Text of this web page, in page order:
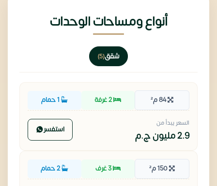
أنواع ومساحات الوحدات
شقق(5)
84 م² 2 غرفة
السعر يبدأ من
2.9 مليون ج.م استفسر
150 م² 3 غرف 2 حمام